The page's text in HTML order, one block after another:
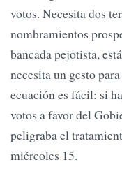
votos. Necesita dos
nombramientos
bancada pejotista,
necesita un gesto
ecuación es fácil: si
votos a favor del
peligraba el
miércoles 15.